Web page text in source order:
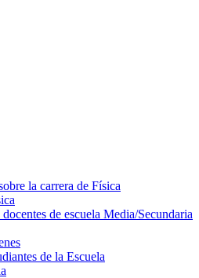
la carrera de Física
de escuela Media/Secundaria
de la Escuela